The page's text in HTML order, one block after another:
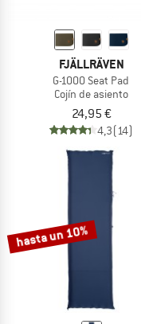
FJÄLLRÄVEN
G-1000 Seat Pad
Cojín de asiento
24,95 €
4,3(14)
hasta un 10%